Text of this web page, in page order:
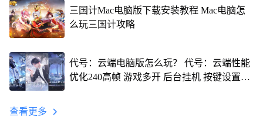
三国计Mac电脑版下载安装教程 Mac电脑怎
么玩三国计攻略
代号：云端电脑版怎么玩？ 代号：云端性能
优化240高帧 游戏多开 后台挂机 按键设置教
查看更多